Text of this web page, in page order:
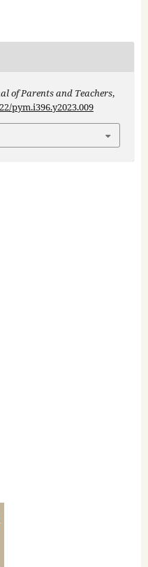
of Parents and Teachers,
pym.i396.y2023.009